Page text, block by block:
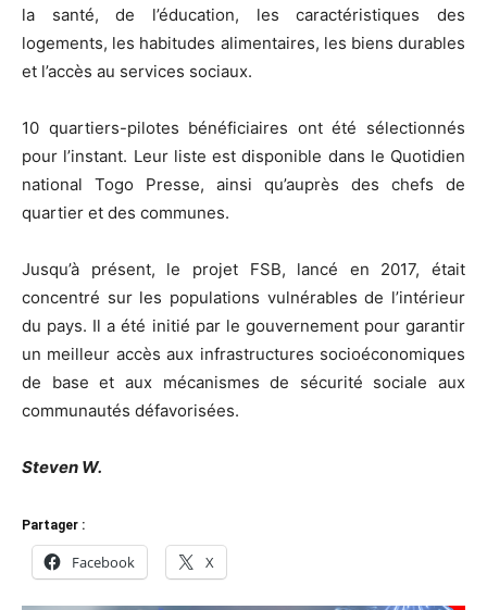
la santé, de l’éducation, les caractéristiques des
logements, les habitudes alimentaires, les biens durables
et l’accès au services sociaux.
10 quartiers-pilotes bénéficiaires ont été sélectionnés
pour l’instant. Leur liste est disponible dans le Quotidien
national Togo Presse, ainsi qu’auprès des chefs de
quartier et des communes.
Jusqu’à présent, le projet FSB, lancé en 2017, était
concentré sur les populations vulnérables de l’intérieur
du pays. Il a été initié par le gouvernement pour garantir
un meilleur accès aux infrastructures socioéconomiques
de base et aux mécanismes de sécurité sociale aux
communautés défavorisées.
Steven W.
Partager :
Facebook X